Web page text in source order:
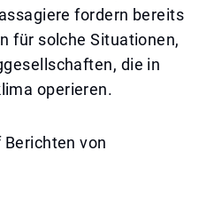
fordern bereits
für solche Situationen,
die in
operieren.
von